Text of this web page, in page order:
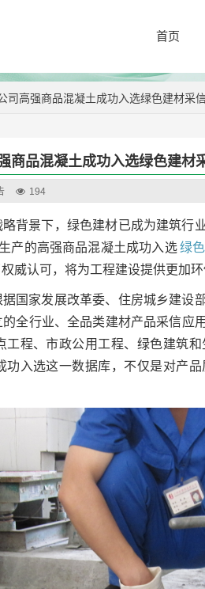
首页
司高强商品混凝土成功入选绿色建材采
商品混凝土成功入选绿色建材
194
背景下，绿色建材已成为建筑行
产的高强商品混凝土成功入选绿
威认可，将为工程建设提供更加环
国家发展改革委、住房城乡建设
全行业、全品类建材产品采信应
工程、市政公用工程、绿色建筑
入选这一数据库，不仅是对产